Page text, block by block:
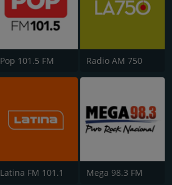
Pop 101.5 FM Radio AM 750
Latina FM 101.1 Mega 98.3 FM